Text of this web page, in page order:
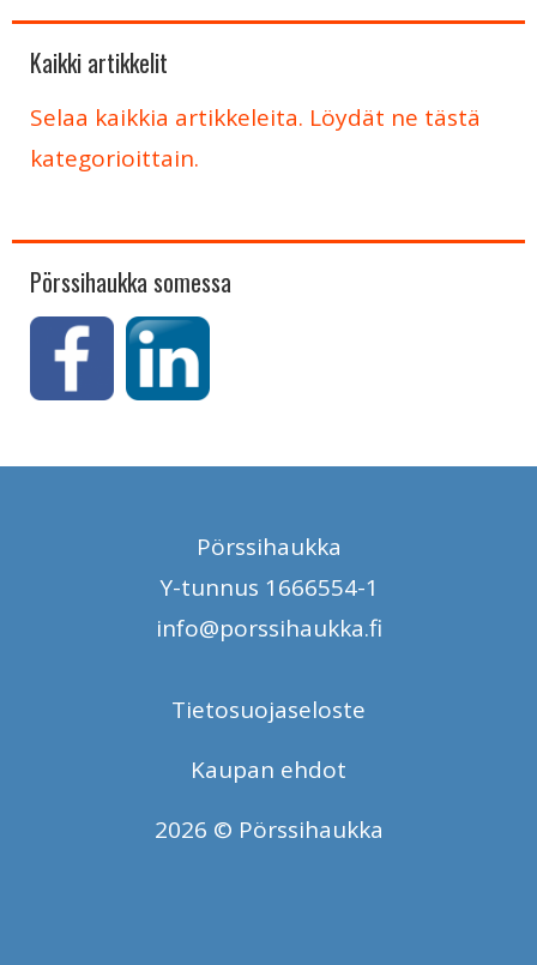
Kaikki artikkelit
Selaa kaikkia artikkeleita. Löydät ne tästä
kategorioittain.
Pörssihaukka somessa
Pörssihaukka
Y-tunnus 1666554-1
info@porssihaukka.fi
Tietosuojaseloste
Kaupan ehdot
2026 © Pörssihaukka